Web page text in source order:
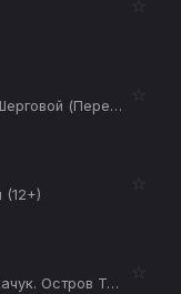
☆
Тайны разведки с Екатериной Шерговой (Перебежчики. Цена предательства) (12+)
☆
(12+)
☆
В поход со звездой (Евгений Ткачук. Остров Твердыш) (12+)
☆